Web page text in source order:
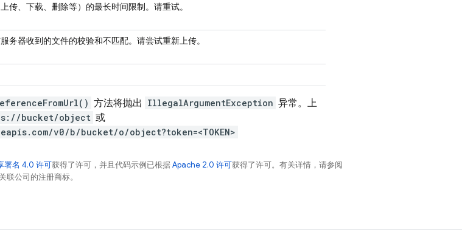
传、下载、删除等）的最长时间限制。请重试。
务器收到的文件的校验和不匹配。请尝试重新上传。
方法将抛出 IllegalArgumentException 异常。上
bucket/object 或
v0/b/bucket/o/object?token=<TOKEN>
署名 4.0 许可获得了许可，并且代码示例已根据Apache 2.0 许可获得了许可。有关详情，请参阅
公司的注册商标。